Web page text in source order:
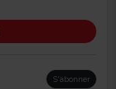
S'abonner